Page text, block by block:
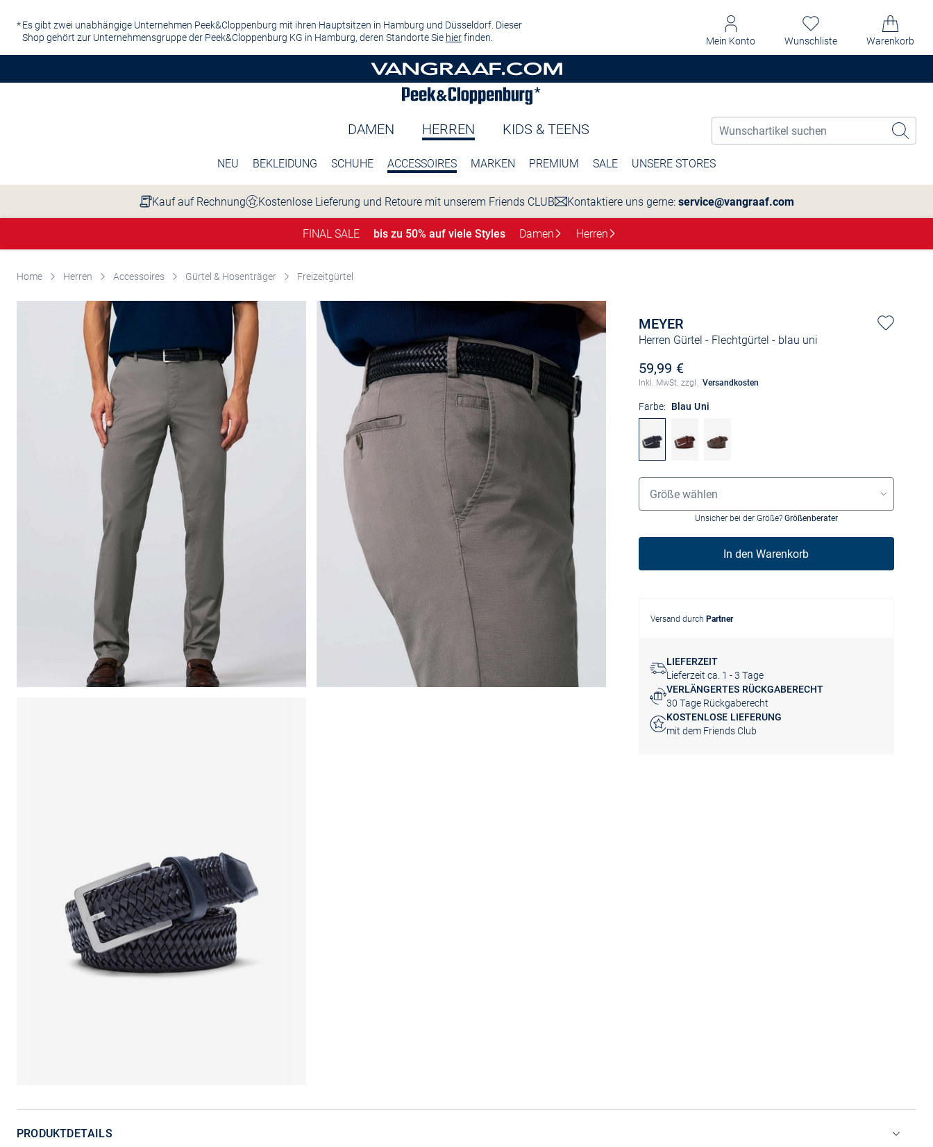
Es gibt zwei unabhängige Unternehmen Peek&Cloppenburg mit ihren Hauptsitzen in Hamburg und Düsseldorf. Dieser
Shop gehört zur Unternehmensgruppe der Peek&Cloppenburg KG in Hamburg, deren Standorte Sie hierfinden. Mein Konto Wunschliste Warenkorb
DAMEN HERREN KIDS & TEENS
NEU BEKLEIDUNG SCHUHE ACCESSOIRES MARKEN PREMIUM SALE UNSERE STORES
Kauf auf Rechnung Kostenlose Lieferung und Retoure mit unserem Friends CLUB Kontaktiere uns gerne: service@vangraaf.com
FINAL SALE bis zu 50% auf viele Styles Damen Herren
Home Herren Accessoires Gürtel & Hosenträger Freizeitgürtel
MEYER
Herren Gürtel - Flechtgürtel - blau uni
59,99 €
Inkl. MwSt. zzgl. Versandkosten
Farbe: Blau Uni
Größenauswahl
Größe wählen
Unsicher bei der Größe? Größenberater
In den Warenkorb
Versand durch Partner
LIEFERZEIT
Lieferzeit ca. 1 - 3 Tage
VERLÄNGERTES RÜCKGABERECHT
30 Tage Rückgaberecht
KOSTENLOSE LIEFERUNG
mit dem Friends Club
PRODUKTDETAILS